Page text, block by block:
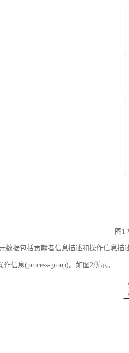
图1
数据包括贡献者信息描述和操作信息描
信息(process-group)。如图2所示。